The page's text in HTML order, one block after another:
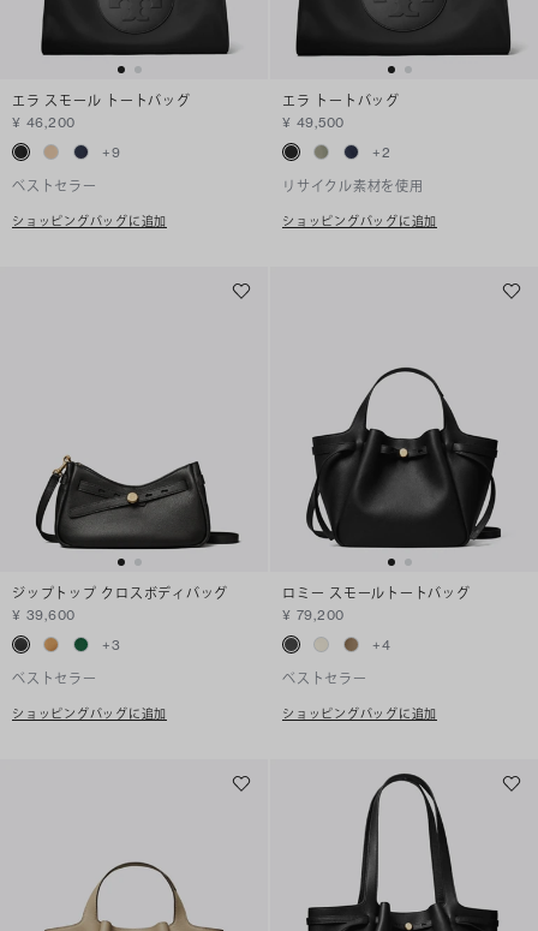
エラ スモール トートバッグ
¥ 46,200
+9
ベストセラー
ショッピングバッグに追加
エラ トートバッグ
¥ 49,500
+2
リサイクル素材を使用
ショッピングバッグに追加
ジップトップ クロスボディバッグ
¥ 39,600
+3
ベストセラー
ショッピングバッグに追加
ロミー スモールトートバッグ
¥ 79,200
+4
ベストセラー
ショッピングバッグに追加